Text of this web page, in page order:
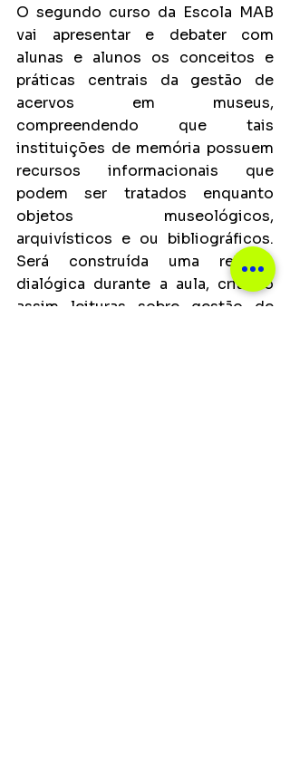
O segundo curso da Escola MAB
vai apresentar e debater com
alunas e alunos os conceitos e
práticas centrais da gestão de
acervos em museus,
compreendendo que tais
instituições de memória possuem
recursos informacionais que
podem ser tratados enquanto
objetos museológicos,
arquivísticos e ou bibliográficos.
Será construída uma relação
dialógica durante a aula, criando
assim leituras sobre gestão de